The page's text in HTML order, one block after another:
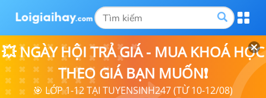
💥 NGÀY HỘI TRẢ GIÁ - MUA KHOÁ HỌC
THEO GIÁ BẠN MUỐN❗
🎯 LỚP 1-12 TẠI TUYENSINH247 (TỪ 10-12/08)